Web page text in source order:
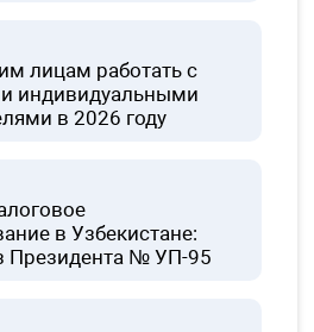
лицам работать с
индивидуальными
в 2026 году
в Узбекистане:
Президента № УП-95